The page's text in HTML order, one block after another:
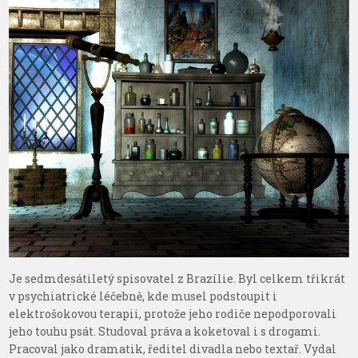
Je sedmdesátiletý spisovatel z Brazílie. Byl celkem třikrát
v psychiatrické léčebně, kde musel podstoupit i
elektrošokovou terapii, protože jeho rodiče nepodporovali
jeho touhu psát. Studoval práva a koketoval i s drogami.
Pracoval jako dramatik, ředitel divadla nebo textař. Vydal